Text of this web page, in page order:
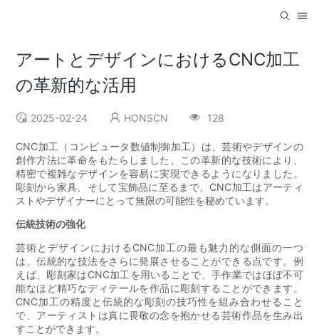
アートとデザインにおけるCNC加工
の革新的な活用
2025-02-24 HONSCN 128
CNC加工（コンピュータ数値制御加工）は、芸術やデザインの
創作方法に革命をもたらしました。この革新的な技術により、
精密で複雑なデザインを容易に実現できるようになりました。
彫刻から家具、そして宝飾品に至るまで、CNC加工はアーティ
ストやデザイナーにとって無限の可能性を秘めています。
伝統技術の強化
芸術とデザインにおけるCNC加工の最も魅力的な側面の一つ
は、伝統的な技法をさらに発展させることができる点です。例
えば、彫刻家はCNC加工を用いることで、手作業ではほぼ不可
能なほど精巧なディテールを作品に彫刻することができます。
CNC加工の精度と伝統的な彫刻の技巧性を組み合わせること
で、アーティストは真に畏敬の念を抱かせる芸術作品を生み出
すことができます。